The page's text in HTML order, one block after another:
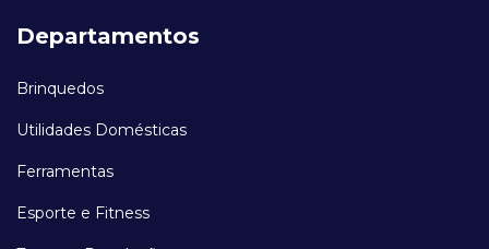
Departamentos
Brinquedos
Utilidades Domésticas
Ferramentas
Esporte e Fitness